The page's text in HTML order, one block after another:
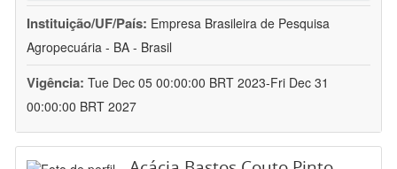
Instituição/UF/País: Empresa Brasileira de Pesquisa
Agropecuária - BA - Brasil
Vigência: Tue Dec 05 00:00:00 BRT 2023-Fri Dec 31
00:00:00 BRT 2027